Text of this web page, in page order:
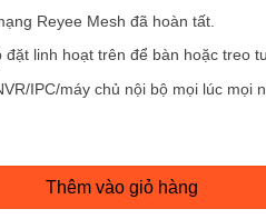
Reyee Mesh đã hoàn tất.
linh hoạt trên để bàn hoặc treo
IPC/máy chủ nội bộ mọi lúc mọi
định tuyến vô tuyến Reyee
Thêm vào giỏ hàng